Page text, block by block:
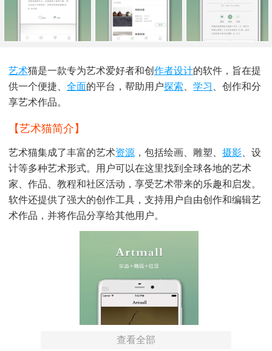
艺术猫是一款专为艺术爱好者和创 作者设计的软件，旨在提
供一个便捷、 全面的平台，帮助用户探索 学习
、创作和分
享艺术作品。
【艺术猫简介】
艺术猫集成了丰富的艺术资源 ，包括绘画、雕塑、 摄影 、设
计等多种艺术形式。用户可以在这里找到全球各地的艺术
家、作品、教程和社区活动，享受艺术带来的乐趣和启发。
软件还提供了强大的创作工具，支持用户自由创作和编辑艺
术作品，并将作品分享给其他用户。
查看全部